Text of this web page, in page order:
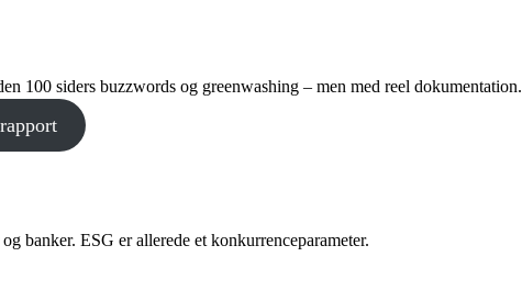
100 siders buzzwords og greenwashing – men med reel dokumentation.
banker. ESG er allerede et konkurrenceparameter.